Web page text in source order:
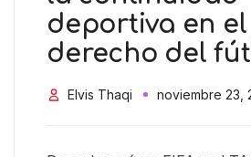
deportiva en el
derecho del
Elvis Thaqi noviembre 23,